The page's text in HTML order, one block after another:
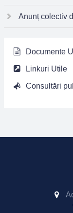
Anunț colectiv
Documente
Linkuri Utile
Consultări